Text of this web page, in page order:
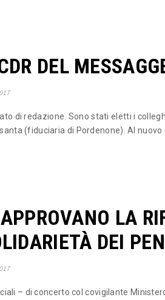
DEL
di redazione. Sono stati eletti i
(fiduciaria di Pordenone). Al nuovo
LA
DEI
– di concerto col covigilante